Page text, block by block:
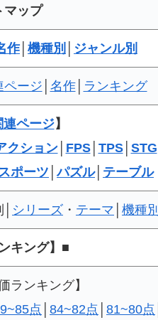
マップ
作│ 機種別 ジャンル別
ページ 名作│ ランキング
ページ】
クション│ FPS│ TPS│ STG
ポーツ │パズル│ テーブル
シリーズ ・ テーマ 機種別
キング】■
ランキング】
点 84~82点 81~80点